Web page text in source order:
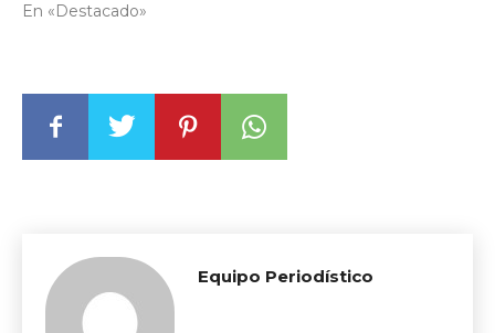
En «Destacado»
Equipo Periodístico